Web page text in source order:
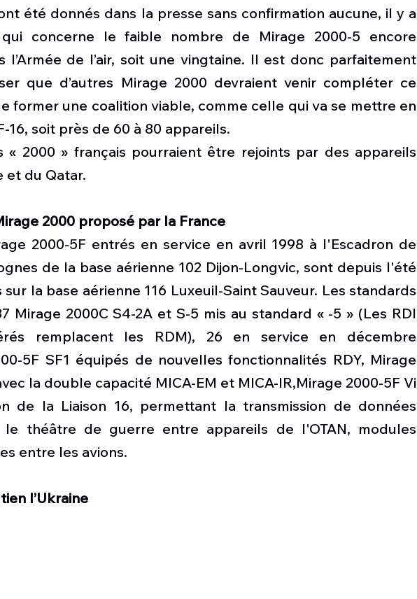
été donnés dans la presse sans confirmation aucune, il y a
concerne le faible nombre de Mirage 2000-5 encore
l’Armée de l’air, soit une vingtaine. Il est donc parfaitement
que d’autres Mirage 2000 devraient venir compléter ce
former une coalition viable, comme celle qui va se mettre en
16, soit près de 60 à 80 appareils.
« 2000 » français pourraient être rejoints par des appareils
et du Qatar.
2000 proposé par la France
2000-5F entrés en service en avril 1998 à l'Escadron de
de la base aérienne 102 Dijon-Longvic, sont depuis l'été
sur la base aérienne 116 Luxeuil-Saint Sauveur. Les standards
Mirage 2000C S4-2A et S-5 mis au standard « -5 » (Les RDI
remplacent les RDM), 26 en service en décembre
5F SF1 équipés de nouvelles fonctionnalités RDY, Mirage
la double capacité MICA-EM et MICA-IR,Mirage 2000-5F Vi
de la Liaison 16, permettant la transmission de données
le théâtre de guerre entre appareils de l'OTAN, modules
entre les avions.
l’Ukraine